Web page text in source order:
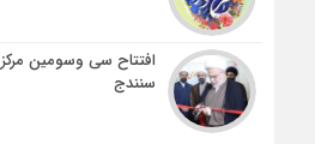
افتتاح سی وسومین
سنندج